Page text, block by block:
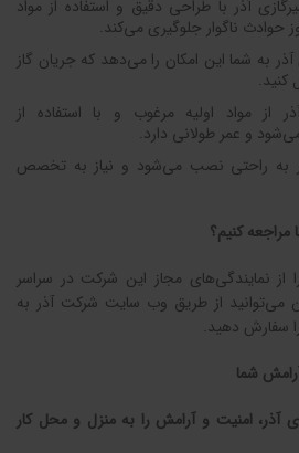
آذر با طراحی دقیق و استفاده از مواد
حوادث ناگوار جلوگیری می‌کند.
آذر به شما این امکان را می‌دهد که جریان گاز
کنید.
از مواد اولیه مرغوب و با استفاده از
و عمر طولانی دارد.
به راحتی نصب می‌شود و نیاز به تخصص
مراجعه کنیم؟
از نمایندگی‌های مجاز این شرکت در سراسر
می‌توانید از طریق وب سایت شرکت آذر به
سفارش دهید.
شما
آذر، امنیت و آرامش را به منزل و محل کار